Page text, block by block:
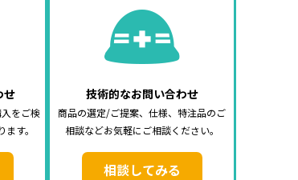
せ
をご検
す。
技術的なお問い合わせ
商品の選定/ご提案、仕様、特注品のご
相談などお気軽にご相談ください。
相談してみる